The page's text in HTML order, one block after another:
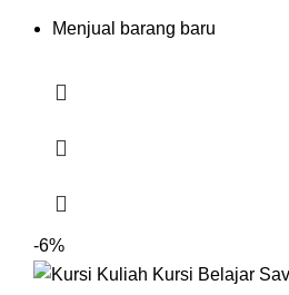
Menjual barang baru
-6%